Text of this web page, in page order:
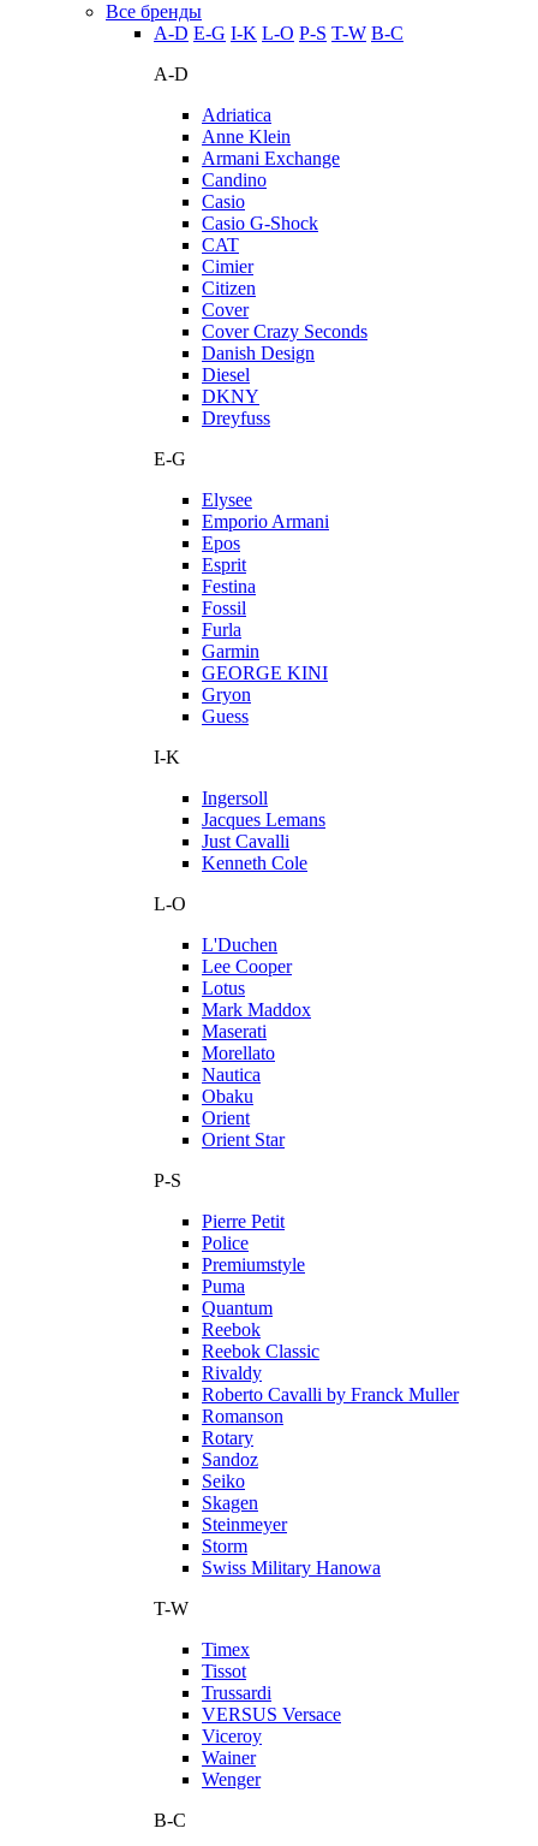
Все бренды
A-D E-G I-K L-O P-S T-W В-С
A-D
Adriatica
Anne Klein
Armani Exchange
Candino
Casio
Casio G-Shock
CAT
Cimier
Citizen
Cover
Cover Crazy Seconds
Danish Design
Diesel
DKNY
Dreyfuss
E-G
Elysee
Emporio Armani
Epos
Esprit
Festina
Fossil
Furla
Garmin
GEORGE KINI
Gryon
Guess
I-K
Ingersoll
Jacques Lemans
Just Cavalli
Kenneth Cole
L-O
L'Duchen
Lee Cooper
Lotus
Mark Maddox
Maserati
Morellato
Nautica
Obaku
Orient
Orient Star
P-S
Pierre Petit
Police
Premiumstyle
Puma
Quantum
Reebok
Reebok Classic
Rivaldy
Roberto Cavalli by Franck Muller
Romanson
Rotary
Sandoz
Seiko
Skagen
Steinmeyer
Storm
Swiss Military Hanowa
T-W
Timex
Tissot
Trussardi
VERSUS Versace
Viceroy
Wainer
Wenger
В-С